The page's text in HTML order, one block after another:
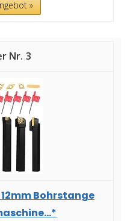
»
3
Bohrstange